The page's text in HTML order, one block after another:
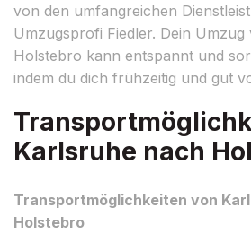
von den umfangreichen
Umzugsprofi Fiedler. Dein
Holstebro kann entspannt und
indem du dich frühzeitig und gut
Karlsruhe nach
Transportmöglichkeiten von
Holstebro